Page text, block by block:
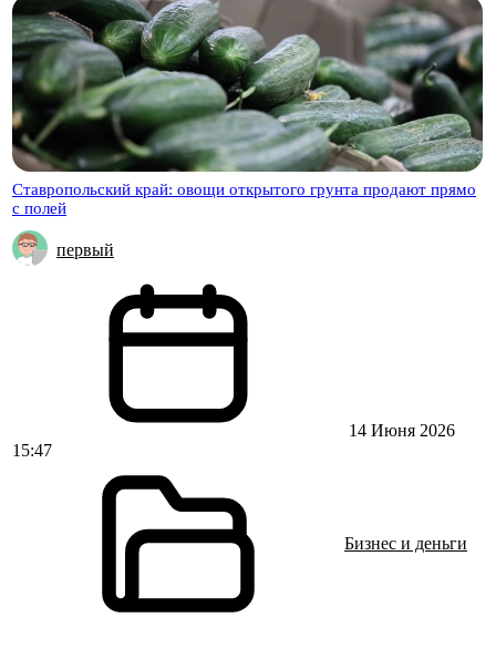
Ставропольский край: овощи открытого грунта продают прямо
с полей
первый
14 Июня 2026
15:47
Бизнес и деньги